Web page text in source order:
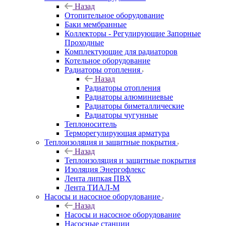
Назад
Отопительное оборудование
Баки мембранные
Коллекторы - Регулирующие Запорные
Проходные
Комплектующие для радиаторов
Котельное оборудование
Радиаторы отопления
Назад
Радиаторы отопления
Радиаторы алюминиевые
Радиаторы биметаллические
Радиаторы чугунные
Теплоноситель
Терморегулирующая арматура
Теплоизоляция и защитные покрытия
Назад
Теплоизоляция и защитные покрытия
Изоляция Энергофлекс
Лента липкая ПВХ
Лента ТИАЛ-М
Насосы и насосное оборудование
Назад
Насосы и насосное оборудование
Насосные станции